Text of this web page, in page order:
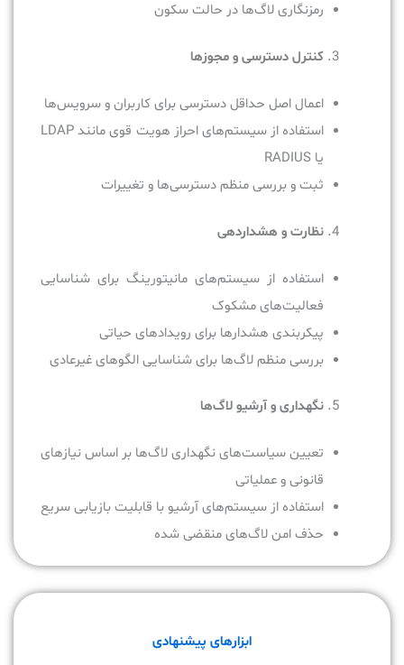
رمزنگاری لاگ‌ها در حالت سکون
کنترل دسترسی و مجوزها
اعمال اصل حداقل دسترسی برای کاربران و سرویس‌ها
استفاده از سیستم‌های احراز هویت قوی مانند LDAP
یا RADIUS
ثبت و بررسی منظم دسترسی‌ها و تغییرات
نظارت و هشداردهی
استفاده از سیستم‌های مانیتورینگ برای شناسایی
فعالیت‌های مشکوک
پیکربندی هشدارها برای رویدادهای حیاتی
بررسی منظم لاگ‌ها برای شناسایی الگوهای غیرعادی
نگهداری و آرشیو لاگ‌ها
تعیین سیاست‌های نگهداری لاگ‌ها بر اساس نیازهای
قانونی و عملیاتی
استفاده از سیستم‌های آرشیو با قابلیت بازیابی سریع
حذف امن لاگ‌های منقضی شده
ابزارهای پیشنهادی